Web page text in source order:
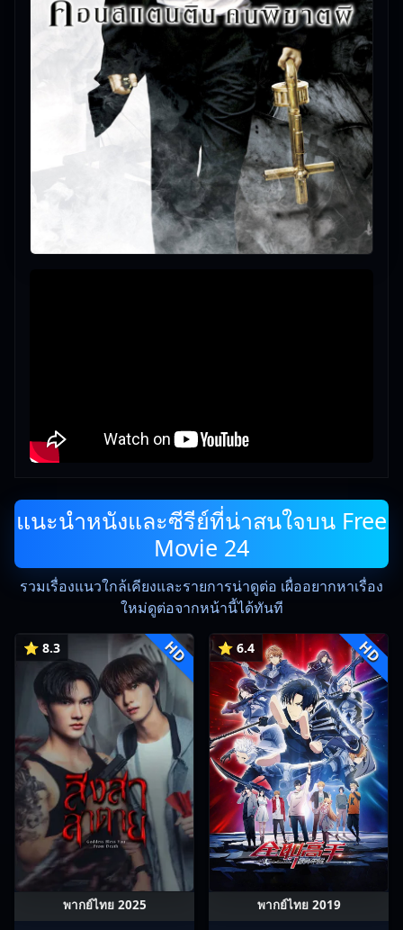
แนะนำหนังและซีรีย์ที่น่าสนใจบน Free
Movie 24
รวมเรื่องแนวใกล้เคียงและรายการน่าดูต่อ เผื่ออยากหาเรื่อง
ใหม่ดูต่อจากหน้านี้ได้ทันที
⭐ 8.3 HD
พากย์ไทย 2025
⭐ 6.4 HD
พากย์ไทย 2019